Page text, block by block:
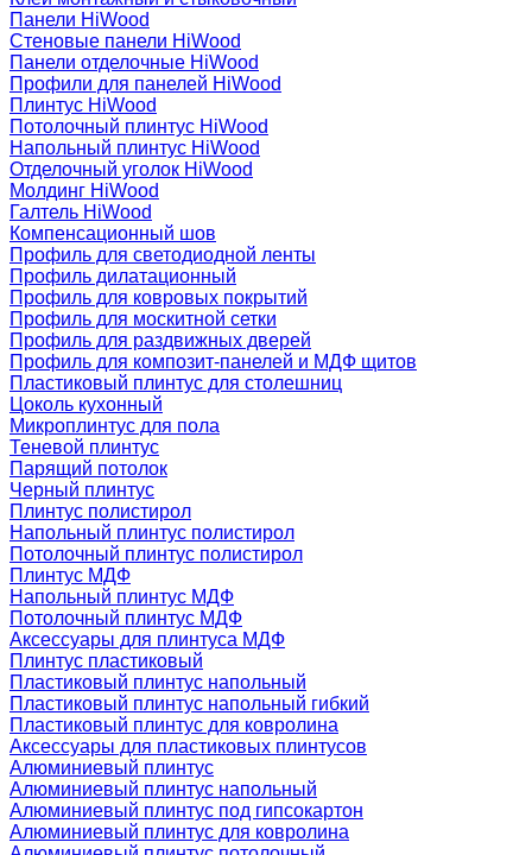
Панели HiWood
Стеновые панели HiWood
Панели отделочные HiWood
Профили для панелей HiWood
Плинтус HiWood
Потолочный плинтус HiWood
Напольный плинтус HiWood
Отделочный уголок HiWood
Молдинг HiWood
Галтель HiWood
Компенсационный шов
Профиль для светодиодной ленты
Профиль дилатационный
Профиль для ковровых покрытий
Профиль для москитной сетки
Профиль для раздвижных дверей
Профиль для композит-панелей и МДФ щитов
Пластиковый плинтус для столешниц
Цоколь кухонный
Микроплинтус для пола
Теневой плинтус
Парящий потолок
Черный плинтус
Плинтус полистирол
Напольный плинтус полистирол
Потолочный плинтус полистирол
Плинтус МДФ
Напольный плинтус МДФ
Потолочный плинтус МДФ
Аксессуары для плинтуса МДФ
Плинтус пластиковый
Пластиковый плинтус напольный
Пластиковый плинтус напольный гибкий
Пластиковый плинтус для ковролина
Аксессуары для пластиковых плинтусов
Алюминиевый плинтус
Алюминиевый плинтус напольный
Алюминиевый плинтус под гипсокартон
Алюминиевый плинтус для ковролина